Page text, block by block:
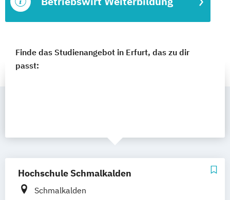
Finde das Studienangebot in Erfurt, das zu dir
passt:
Hochschule Schmalkalden
Schmalkalden